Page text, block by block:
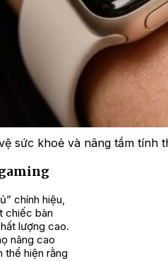
sức khoẻ và nâng tầm tính
chính hiệu,
chiếc bàn
lượng cao.
nâng cao
thể hiện rằng